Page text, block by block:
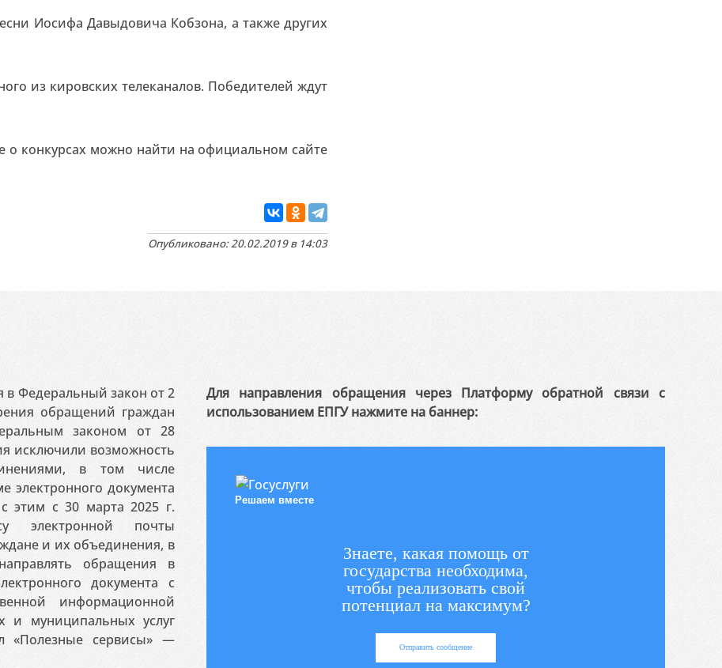
Иосифа Давыдовича Кобзона, а также других
из кировских телеканалов. Победителей ждут
конкурсах можно найти на официальном сайте
Опубликовано: 20.02.2019 в 14:03
в Федеральный закон от 2
обращений граждан
законом от 28
исключили возможность
в том числе
документа
этим с 30 марта 2025 г.
электронной почты
и их объединения, в
обращения в
документа с
информационной
и муниципальных услуг
«Полезные сервисы» —
Для направления обращения через Платформу обратной связи с
использованием ЕПГУ нажмите на баннер:
Решаем вместе
Знаете, какая помощь от
государства необходима,
чтобы реализовать свой
потенциал на максимум?
Отправить сообщение